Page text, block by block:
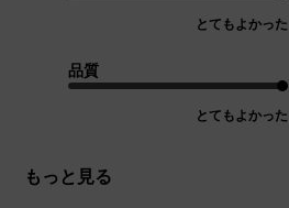
とてもよかった
品質
とてもよかった
もっと見る